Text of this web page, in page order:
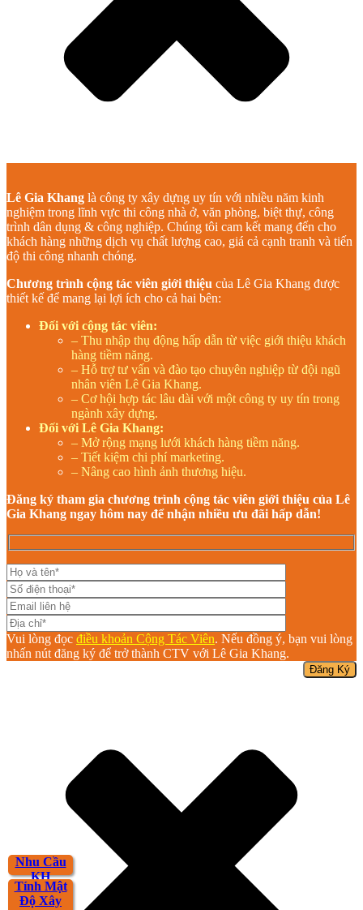
Nhu Cầu
KH
Tính Mật
Độ Xây
Lê Gia Khang là công ty xây dựng uy tín với nhiều năm kinh
nghiệm trong lĩnh vực thi công nhà ở, văn phòng, biệt thự, công
trình dân dụng & công nghiệp. Chúng tôi cam kết mang đến cho
khách hàng những dịch vụ chất lượng cao, giá cả cạnh tranh và tiến
độ thi công nhanh chóng.
Chương trình cộng tác viên giới thiệu của Lê Gia Khang được
thiết kế để mang lại lợi ích cho cả hai bên:
Đối với cộng tác viên:
– Thu nhập thụ động hấp dẫn từ việc giới thiệu khách
hàng tiềm năng.
– Hỗ trợ tư vấn và đào tạo chuyên nghiệp từ đội ngũ
nhân viên Lê Gia Khang.
– Cơ hội hợp tác lâu dài với một công ty uy tín trong
ngành xây dựng.
Đối với Lê Gia Khang:
– Mở rộng mạng lưới khách hàng tiềm năng.
– Tiết kiệm chi phí marketing.
– Nâng cao hình ảnh thương hiệu.
Đăng ký tham gia chương trình cộng tác viên giới thiệu của Lê
Gia Khang ngay hôm nay để nhận nhiều ưu đãi hấp dẫn!
Vui lòng đọc điều khoản Cộng Tác Viên. Nếu đồng ý, bạn vui lòng
nhấn nút đăng ký để trở thành CTV với Lê Gia Khang.